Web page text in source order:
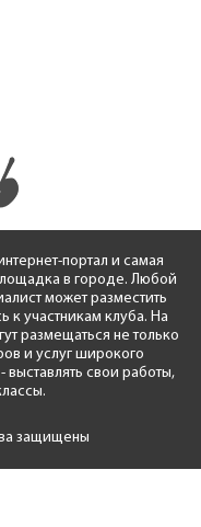
портал и самая
в городе. Любой
может разместить
участникам клуба. На
размещаться не только
и услуг широкого
свои работы,
защищены